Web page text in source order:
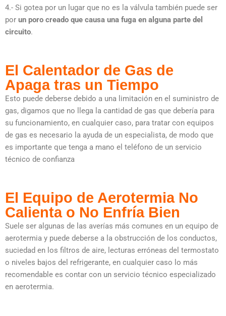
4.- Si gotea por un lugar que no es la válvula también puede ser
por un poro creado que causa una fuga en alguna parte del
circuito.
El Calentador de Gas de
Apaga tras un Tiempo
Esto puede deberse debido a una limitación en el suministro de
gas, digamos que no llega la cantidad de gas que debería para
su funcionamiento, en cualquier caso, para tratar con equipos
de gas es necesario la ayuda de un especialista, de modo que
es importante que tenga a mano el teléfono de un servicio
técnico de confianza
El Equipo de Aerotermia No
Calienta o No Enfría Bien
Suele ser algunas de las averías más comunes en un equipo de
aerotermia y puede deberse a la obstrucción de los conductos,
suciedad en los filtros de aire, lecturas erróneas del termostato
o niveles bajos del refrigerante, en cualquier caso lo más
recomendable es contar con un servicio técnico especializado
en aerotermia.